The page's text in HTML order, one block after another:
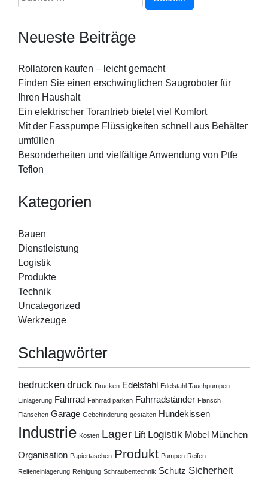
nach:
Neueste Beiträge
Rollatoren kaufen – leicht gemacht
Finden Sie einen erschwinglichen Saugroboter für
Ihren Haushalt
Ein elektrischer Torantrieb bietet viel Komfort
Mit der Fasspumpe Flüssigkeiten schnell aus Behälter
umfüllen
Besonderheiten und vielfältige Anwendung von Ptfe
Teflon
Kategorien
Bauen
Dienstleistung
Logistik
Produkte
Technik
Uncategorized
Werkzeuge
Schlagwörter
bedrucken druck Drucken Edelstahl
Edelstahl Tauchpumpen
Einlagerung Fahrrad Fahrrad parken Fahrradständer Flansch
Flanschen Garage Gebehinderung gestalten Hundekissen
Industrie Kosten Lager Lift Logistik Möbel München
Organisation Papiertaschen Produkt Pumpen Reifen
Reifeneinlagerung Reinigung Schraubentechnik Schutz Sicherheit